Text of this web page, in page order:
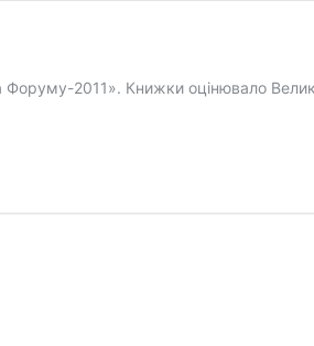
2011». Книжки оцінювало